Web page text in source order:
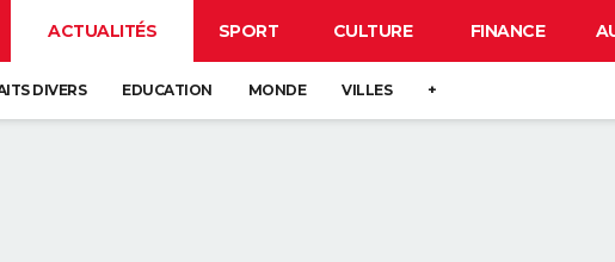
ACTUALITÉS SPORT CULTURE FINANCE
DIVERS EDUCATION MONDE VILLES +